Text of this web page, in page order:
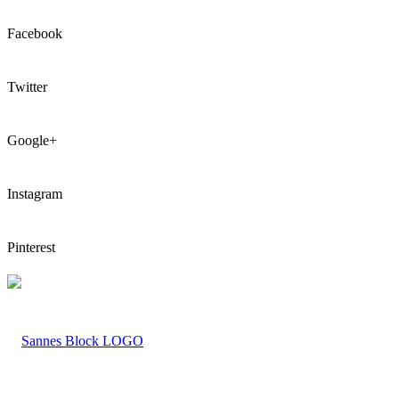
Facebook
Twitter
Google+
Instagram
Pinterest
LOGO